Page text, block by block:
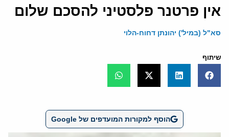
אין פרטנר פלסטיני להסכם שלום
סא"ל (במיל') יהונתן דחוח-הלוי
שיתוף
הוסף למקורות המועדפים של Google